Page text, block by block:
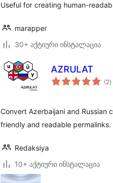
Useful for creating human-
marapper
30+ აქტიური ინსტალაცია
AZRULAT
(2)
Convert Azerbaijani and Russian
friendly and readable permalinks.
Redaksiya
10+ აქტიური ინსტალაცია